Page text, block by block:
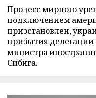
Процесс мирного
подключением
приостановлен,
прибытия делегации
министра
Сибига.